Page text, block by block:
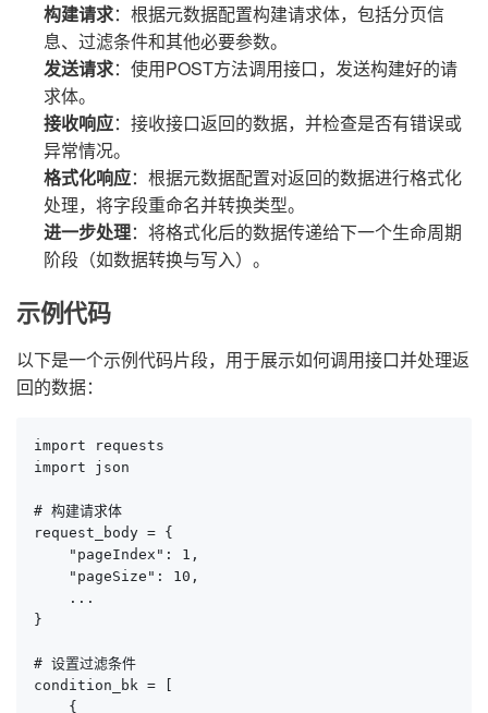
构建请求：根据元数据配置构建请求体，包括分页信
息、过滤条件和其他必要参数。
发送请求：使用POST方法调用接口，发送构建好的请
求体。
接收响应：接收接口返回的数据，并检查是否有错误或
异常情况。
格式化响应：根据元数据配置对返回的数据进行格式化
处理，将字段重命名并转换类型。
进一步处理：将格式化后的数据传递给下一个生命周期
阶段（如数据转换与写入）。
示例代码
以下是一个示例代码片段，用于展示如何调用接口并处理返
回的数据：
import requests
import json
# 构建请求体
request_body = {
    "pageIndex": 1,
    "pageSize": 10,
    ...
}
# 设置过滤条件
condition_bk = [
    {